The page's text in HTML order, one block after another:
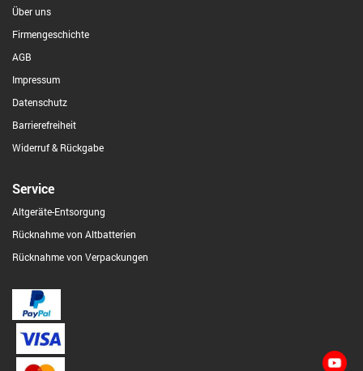
Über uns
Firmengeschichte
AGB
Impressum
Datenschutz
Barrierefreiheit
Widerruf & Rückgabe
Service
Altgeräte-Entsorgung
Rücknahme von Altbatterien
Rücknahme von Verpackungen